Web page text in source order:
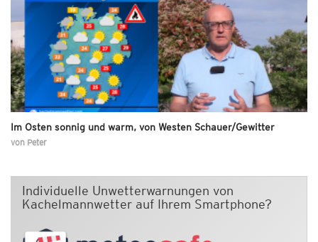
Im Osten sonnig und warm, von Westen Schauer/Gewitter
von Peter
Individuelle Unwetterwarnungen von
Kachelmannwetter auf Ihrem Smartphone?